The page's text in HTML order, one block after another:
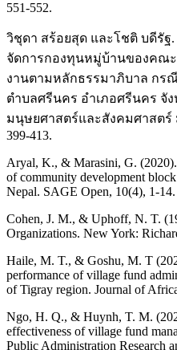
551-552.
วิชุดา สร้อยสุด และโชติ บดีรัฐ.
จัดการกองทุนหมู่บ้านของคณ
งานตามหลักธรรมาภิบาล กร
ตำบลศรีนคร อำเภอศรีนคร จั
มนุษยศาสตร์และสังคมศาสตร์
399-413.
Aryal, K., & Marasini, G.
of community development
Nepal. SAGE Open, 10(4), 1-14.
Cohen, J. M., & Uphoff, N. T.
Organizations. New York:
Haile, M. T., & Goshu, M. T
performance of village fund
of Tigray region. Journal of
Ngo, H. Q., & Huynh, T. M.
effectiveness of village fund
Public Administration Research